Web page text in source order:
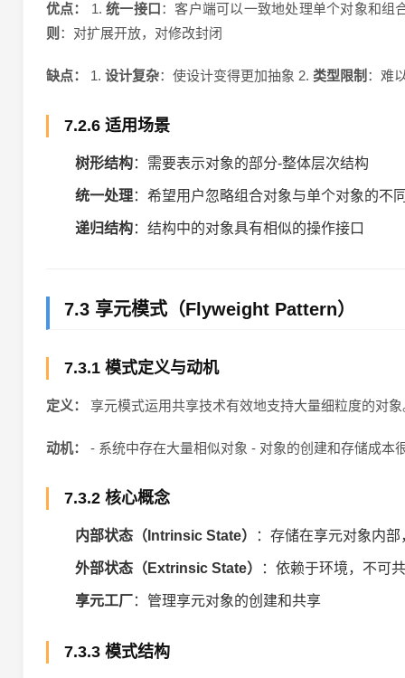
优点： 1.统一接口：客户端可以一致地处理单个对象和组
则 ：对扩展开放，对修改封闭
缺点： 1. 设计复杂：使设计变得更加抽象 2. 类型限制 ：难
7.2.6 适用场景
树形结构：需要表示对象的部分-整体层次结构
统一处理：希望用户忽略组合对象与单个对象的不
递归结构：结构中的对象具有相似的操作接口
7.3 享元模式（Flyweight Pattern）
7.3.1 模式定义与动机
定义： 享元模式运用共享技术有效地支持大量细粒度的对象
动机： - 系统中存在大量相似对象 - 对象的创建和存储成本
7.3.2 核心概念
内部状态（Intrinsic State） ：存储在享元对象内
外部状态（Extrinsic State） ：依赖于环境，不可
享元工厂：管理享元对象的创建和共享
7.3.3 模式结构